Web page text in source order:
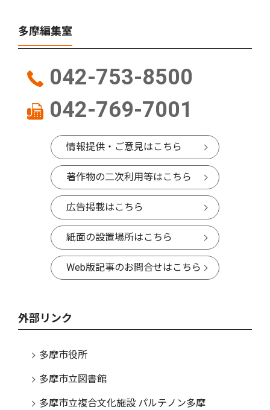
多摩編集室
042-753-8500
042-769-7001
情報提供・ご意見はこちら
著作物の二次利用等はこちら
広告掲載はこちら
紙面の設置場所はこちら
Web版記事のお問合せはこちら
外部リンク
多摩市役所
多摩市立図書館
多摩市立複合文化施設 パルテノン多摩